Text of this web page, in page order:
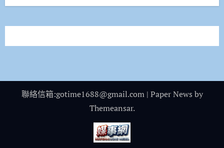
聯絡信箱:gotime1688@gmail.com | Paper News by
Themeansar.